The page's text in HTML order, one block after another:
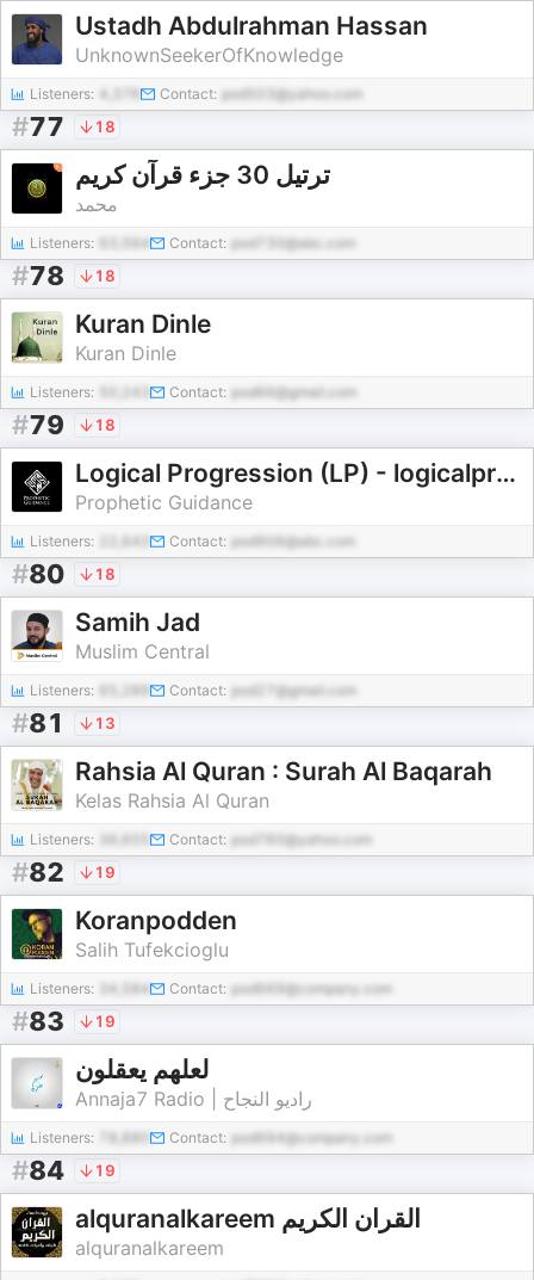
Ustadh Abdulrahman Hassan
UnknownSeekerOfKnowledge
Listeners: Contact: pod503@yahoo.com
#77 18
ترتیل 30 جزء قرآن کریم
محمد
Listeners: 63,564 Contact: pod730@abc.com
#78 18
Kuran Dinle
Kuran Dinle
Listeners: Contact: pod66@gmail.com
#79 18
Logical Progression (LP) - logicalprogression
Prophetic Guidance
Listeners: 22,643 Contact: pod906@abc.com
#80 18
Samih Jad
Muslim Central
Listeners: Contact: pod27@gmail.com
#81 13
Rahsia Al Quran : Surah Al Baqarah
Kelas Rahsia Al Quran
Listeners: Contact: pod760@yahoo.com
#82 19
Koranpodden
Salih Tufekcioglu
Listeners: 34,584 Contact: pod669@company.com
#83 19
لعلهم يعقلون
Annaja7 Radio | راديو النجاح
Listeners: Contact: pod694@company.com
#84 19
alquranalkareem القران الكريم
alquranalkareem